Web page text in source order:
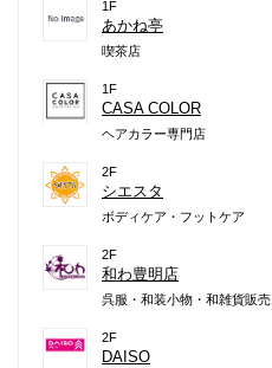
1F
あかね亭
喫茶店
1F
CASA COLOR
ヘアカラー専門店
2F
シエスタ
ボディケア・フットケア
2F
和わ豊明店
呉服・和装小物・和雑貨販売
2F
DAISO